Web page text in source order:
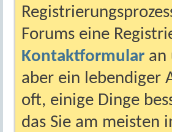
Forums eine
Kontaktformular an
aber ein lebendiger
oft, einige Dinge
das Sie am meisten